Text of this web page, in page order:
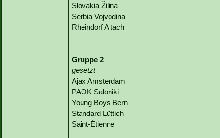
Slovakia Žilina
Serbia Vojvodina
Rheindorf Altach
Gruppe 2
gesetzt
Ajax Amsterdam
PAOK Saloniki
Young Boys Bern
Standard Lüttich
Saint-Étienne